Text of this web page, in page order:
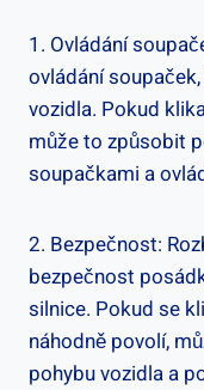
1. ‌Ovládání
ovládání
vozidla. Pokud
může to způsobit
soupačkami ⁢a
2. Bezpečnost:
bezpečnost
silnice. Pokud se
náhodně povolí,‍
pohybu vozidla a